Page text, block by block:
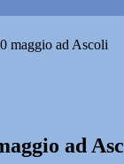
maggio ad Ascoli
ad